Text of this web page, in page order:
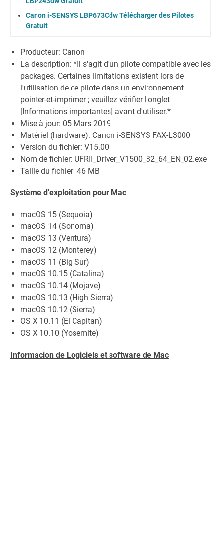
Canon i-SENSYS LBP673Cdw Télécharger des Pilotes
Gratuit
Producteur: Canon
La description: *Il s'agit d'un pilote compatible avec les
packages. Certaines limitations existent lors de
l'utilisation de ce pilote dans un environnement
pointer-et-imprimer ; veuillez vérifier l'onglet
[Informations importantes] avant d'utiliser.*
Mise à jour: 05 Mars 2019
Matériel (hardware): Canon i-SENSYS FAX-L3000
Version du fichier: V15.00
Nom de fichier: UFRII_Driver_V1500_32_64_EN_02.exe
Taille du fichier: 46 MB
Système d'exploitation pour Mac
macOS 15 (Sequoia)
macOS 14 (Sonoma)
macOS 13 (Ventura)
macOS 12 (Monterey)
macOS 11 (Big Sur)
macOS 10.15 (Catalina)
macOS 10.14 (Mojave)
macOS 10.13 (High Sierra)
macOS 10.12 (Sierra)
OS X 10.11 (El Capitan)
OS X 10.10 (Yosemite)
Informacion de Logiciels et software de Mac